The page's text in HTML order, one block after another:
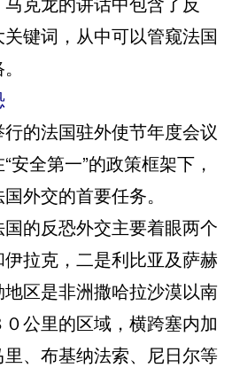
键词，从中可以管窥法国
的法国驻外使节年度会议
安全第一”的政策框架下，
外交的首要任务。
的反恐外交主要着眼两个
拉克，二是利比亚及萨赫
区是非洲撒哈拉沙漠以南
公里的区域，横跨塞内加
、布基纳法索、尼日尔等